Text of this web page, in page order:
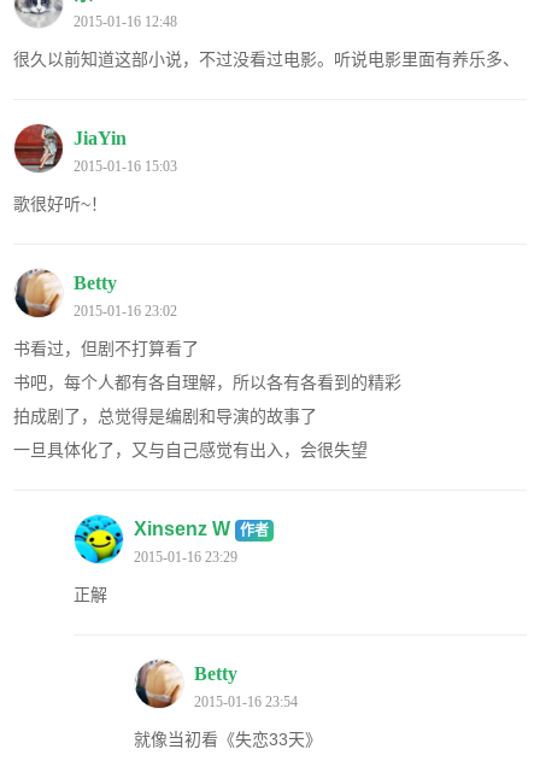
2015-01-16 12:48
很久以前知道这部小说，不过没看过电影。听说电影里面有养乐多、
JiaYin
2015-01-16 15:03
歌很好听~！
Betty
2015-01-16 23:02
书看过，但剧不打算看了
书吧，每个人都有各自理解，所以各有各看到的精彩
拍成剧了，总觉得是编剧和导演的故事了
一旦具体化了，又与自己感觉有出入，会很失望
Xinsenz W 作者
2015-01-16 23:29
正解
Betty
2015-01-16 23:54
就像当初看《失恋33天》